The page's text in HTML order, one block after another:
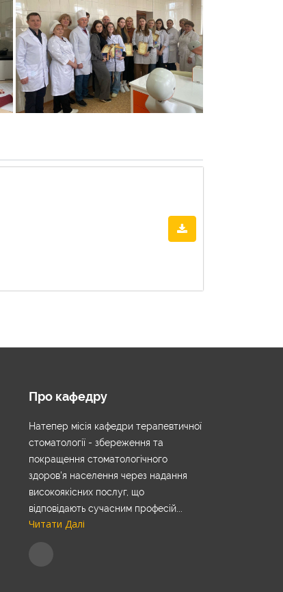
Про кафедру
Натепер місія кафедри терапевтичної
стоматології - збереження та
покращення стоматологічного
здоров'я населення через надання
високоякісних послуг, що
відповідають сучасним професій...
Читати Далі